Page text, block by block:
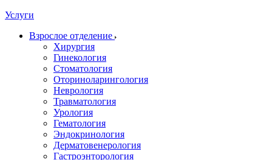
Услуги
Взрослое отделение
Хирургия
Гинекология
Стоматология
Оториноларингология
Неврология
Травматология
Урология
Гематология
Эндокринология
Дерматовенерология
Гастроэнторология